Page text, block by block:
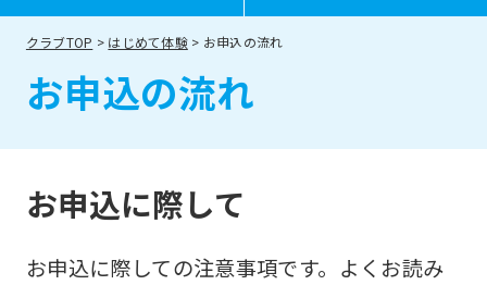
クラブTOP はじめて体験 お申込の流れ
お申込の流れ
お申込に際して
お申込に際しての注意事項です。よくお読み